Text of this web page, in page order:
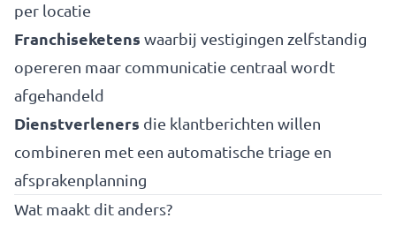
per locatie
Franchiseketens waarbij vestigingen zelfstandig
opereren maar communicatie centraal wordt
afgehandeld
Dienstverleners die klantberichten willen
combineren met een automatische triage en
afsprakenplanning
Wat maakt dit anders?